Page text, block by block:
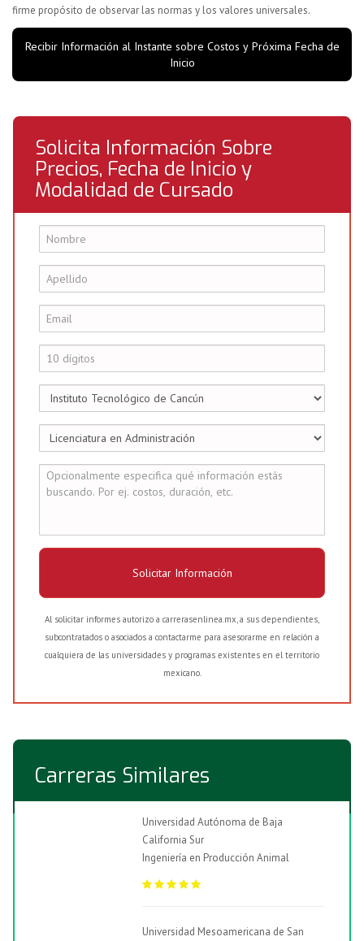
firme propósito de observar las normas y los valores universales.
Recibir Información al Instante sobre Costos y Próxima Fecha de
Inicio
Solicita Información Sobre
Precios, Fecha de Inicio y
Modalidad de Cursado
Solicitar Información
Al solicitar informes autorizo a carrerasenlinea.mx, a sus dependientes,
subcontratados o asociados a contactarme para asesorarme en relación a
cualquiera de las universidades y programas existentes en el territorio
mexicano.
Carreras Similares
Universidad Autónoma de Baja
California Sur
Ingeniería en Producción Animal
Universidad Mesoamericana de San